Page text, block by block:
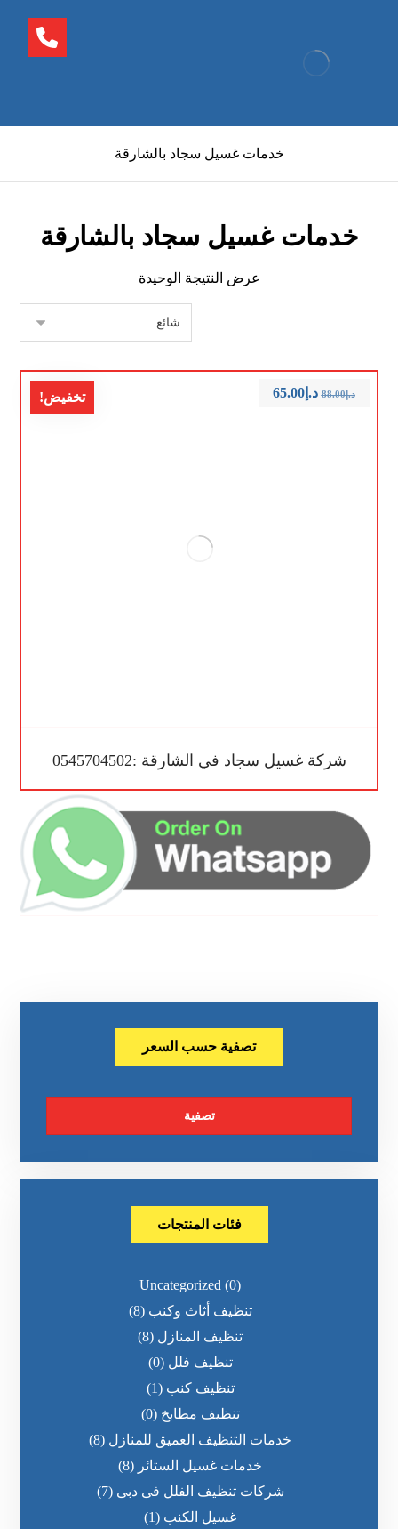
خدمات غسيل سجاد بالشارقة
خدمات غسيل سجاد بالشارقة
عرض النتيجة الوحيدة
تخفيض!
شركة غسيل سجاد في الشارقة :0545704502
د.إ88.00 د.إ65.00
تصفية حسب السعر
تصفية
فئات المنتجات
Uncategorized (0)
تنظيف أثاث وكنب (8)
تنظيف المنازل (8)
تنظيف فلل (0)
تنظيف كنب (1)
تنظيف مطابخ (0)
خدمات التنظيف العميق للمنازل (8)
خدمات غسيل الستائر (8)
شركات تنظيف الفلل فى دبى (7)
غسيل الكنب (1)